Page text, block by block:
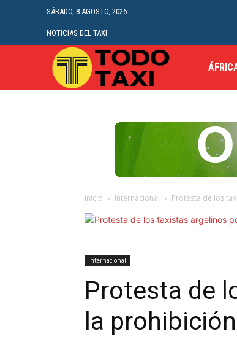
SÁBADO, 8 AGOSTO, 2026
NOTICIAS DEL TAXI
Inicio Internacional Protesta de los
Internacional
Protesta de
la